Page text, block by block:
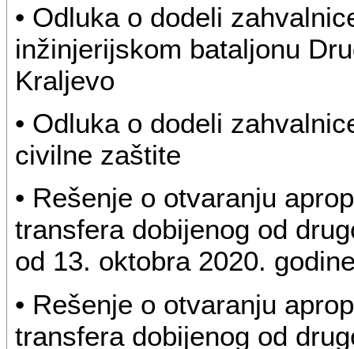
• Odluka o dodeli
inžinjerijskom bataljonu
Kraljevo
• Odluka o dodeli
civilne zaštite
• Rešenje o otvaranju
transfera dobijenog od
od 13. oktobra 2020.
• Rešenje o otvaranju
transfera dobijenog od